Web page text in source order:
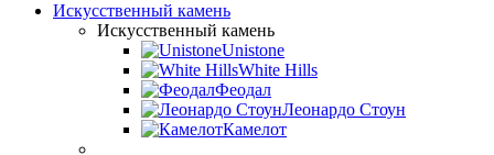
Искусственный камень
Искусственный камень
Unistone
White Hills
Феодал
Леонардо Стоун
Камелот